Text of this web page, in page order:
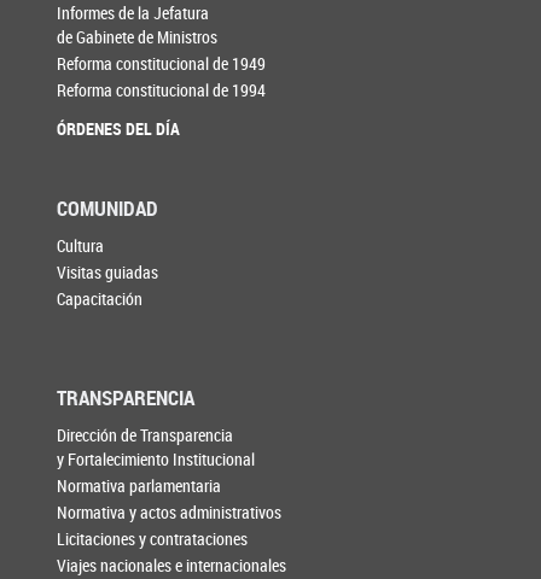
Informes de la Jefatura
de Gabinete de Ministros
Reforma constitucional de 1949
Reforma constitucional de 1994
ÓRDENES DEL DÍA
COMUNIDAD
Cultura
Visitas guiadas
Capacitación
TRANSPARENCIA
Dirección de Transparencia
y Fortalecimiento Institucional
Normativa parlamentaria
Normativa y actos administrativos
Licitaciones y contrataciones
Viajes nacionales e internacionales